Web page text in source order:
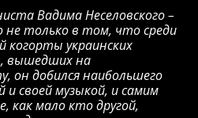
Вадима Неселовского –
не только в том, что среди
когорты украинских
вышедших на
он добился наибольшего
и своей музыкой, и самим
как мало кто другой,